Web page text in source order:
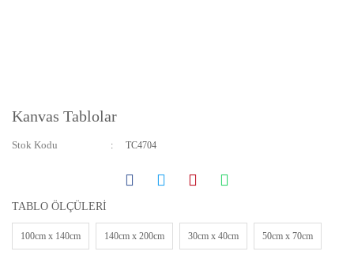
Kanvas Tablolar
Stok Kodu TC4704
TABLO ÖLÇÜLERİ
100cm x 140cm 140cm x 200cm 30cm x 40cm 50cm x 70cm